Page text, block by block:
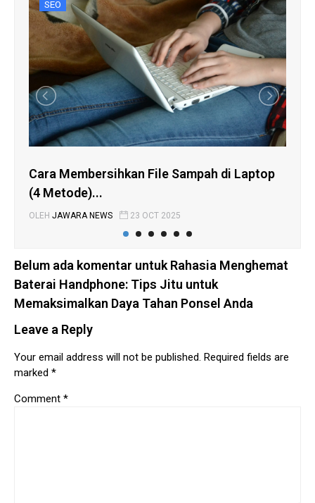
SEO
Cara Membersihkan File Sampah di Laptop
(4 Metode)...
OLEH JAWARA NEWS 23 OCT 2025
Belum ada komentar untuk Rahasia Menghemat
Baterai Handphone: Tips Jitu untuk
Memaksimalkan Daya Tahan Ponsel Anda
Leave a Reply
Your email address will not be published. Required fields are
marked *
Comment *